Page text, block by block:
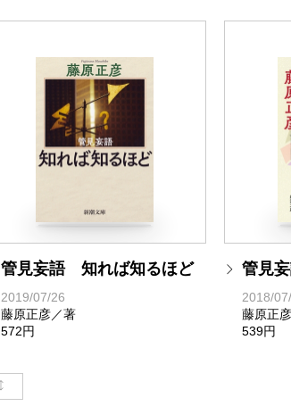
管見妄語 知れば知るほど
2019/07/26
藤原正彦／著
572円
管見
2018/
藤原正
539円